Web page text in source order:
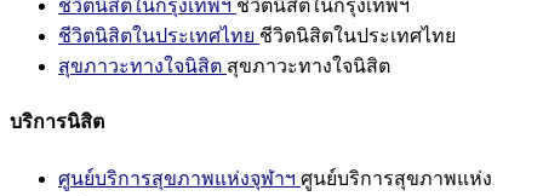
ชีวิตนิสิตในกรุงเทพฯ ชีวิตนิสิตในกรุงเทพฯ
ชีวิตนิสิตในประเทศไทย ชีวิตนิสิตในประเทศไทย
สุขภาวะทางใจนิสิต สุขภาวะทางใจนิสิต
บริการนิสิต
ศูนย์บริการสุขภาพแห่งจุฬาฯ ศูนย์บริการสุขภาพแห่ง